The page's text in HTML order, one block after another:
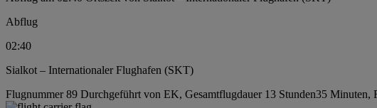
Abflug
02:40
Sialkot – Internationaler Flughafen (SKT)
Flugnummer 89 Durchgeführt von EK, Gesamtflugdauer 13 Stunden35 Minuten,